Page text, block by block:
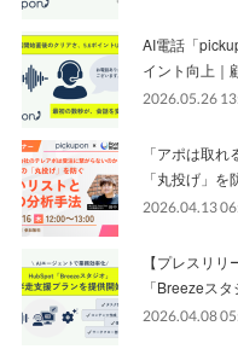
AI電話「
イント向上｜
2026.05.26
「アポは取
「丸投げ」
2026.04.13
【プレスリ
「Breezeス
2026.04.08